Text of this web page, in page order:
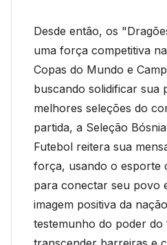
Desde então, os
uma força competitiva
Copas do Mundo e
buscando solidificar sua
melhores seleções do
partida, a Seleção
Futebol reitera sua
força, usando o esporte
para conectar seu povo
imagem positiva da
testemunho do poder do